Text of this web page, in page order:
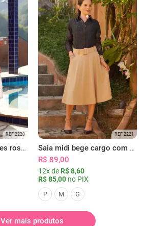
REF 2220
Saia midi branca flores rosas com bolsos
REF 2221
Saia midi bege cargo com bolsos
R$ 89,00
12x de R$ 8,60
R$ 85,00 no PIX
P M G
Ver mais produtos